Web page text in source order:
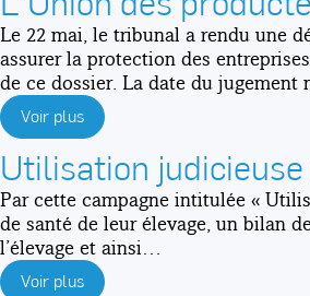
Le 22 mai, le tribunal a rendu une
assurer la protection des
de ce dossier. La date du jugement
Voir plus
Utilisation
Par cette campagne intitulée «
de santé de leur élevage, un bilan
l’élevage et ainsi…
Voir plus